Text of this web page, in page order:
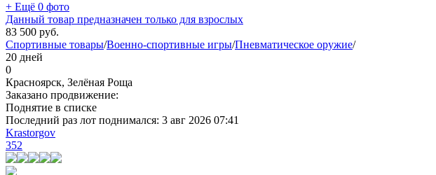
+ Ещё 0 фото
Данный товар предназначен только для взрослых
83 500 руб.
Спортивные товары/Военно-спортивные игры/Пневматическое оружие/
20 дней
0
Красноярск, Зелёная Роща
Заказано продвижение:
Поднятие в списке
Последний раз лот поднимался: 3 авг 2026 07:41
Krastorgov
352